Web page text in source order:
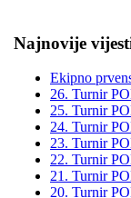
Najnovije
Ekipno
26. Turnir
25. Turnir
24. Turnir
23. Turnir
22. Turnir
21. Turnir
20. Turnir